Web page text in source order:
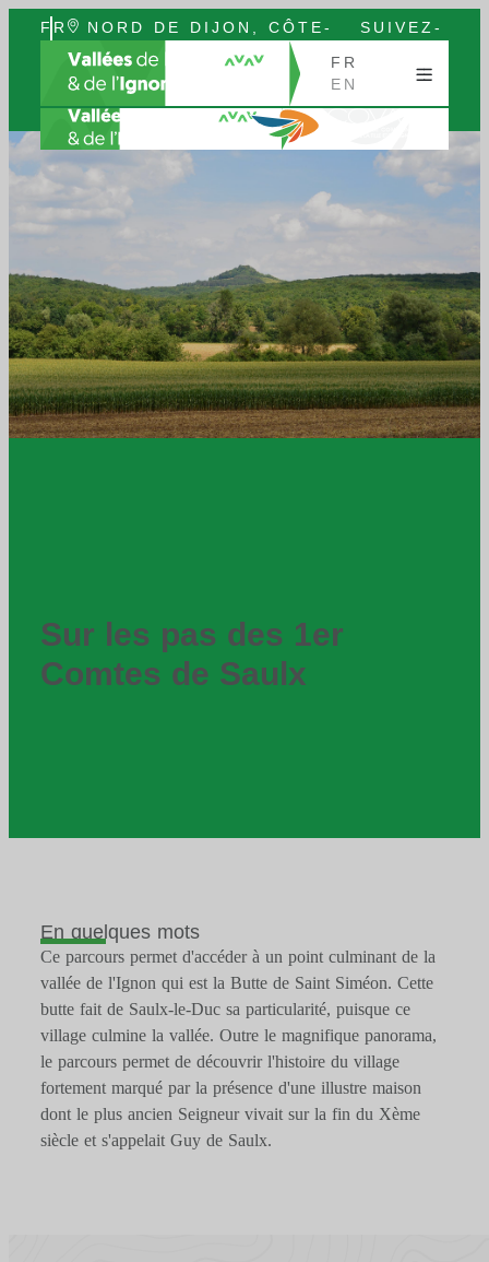
FR
EN
NORD DE DIJON, CÔTE-
D’OR, BOURGOGNE
SUIVEZ-
FR
EN
Sur les pas des 1er
Comtes de Saulx
En quelques mots
Ce parcours permet d'accéder à un point culminant de la
vallée de l'Ignon qui est la Butte de Saint Siméon. Cette
butte fait de Saulx-le-Duc sa particularité, puisque ce
village culmine la vallée. Outre le magnifique panorama,
le parcours permet de découvrir l'histoire du village
fortement marqué par la présence d'une illustre maison
dont le plus ancien Seigneur vivait sur la fin du Xème
siècle et s'appelait Guy de Saulx.